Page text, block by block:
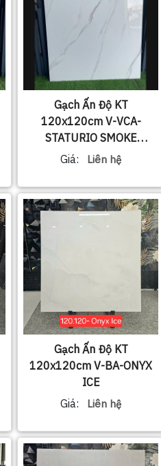
Gạch Ấn Độ KT
120x120cm V-VCA-
STATURIO SMOKE
221VCGT-22
Giá: Liên hệ
Gạch Ấn Độ KT
120x120cm V-BA-ONYX
ICE
Giá:
Liên hệ